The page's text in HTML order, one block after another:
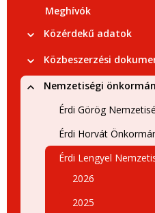
Meghívók
Közérdekű adatok
Közbeszerzési
Nemzetiségi
Érdi Görög
Érdi Horvát
Érdi Lengyel
2026
2025